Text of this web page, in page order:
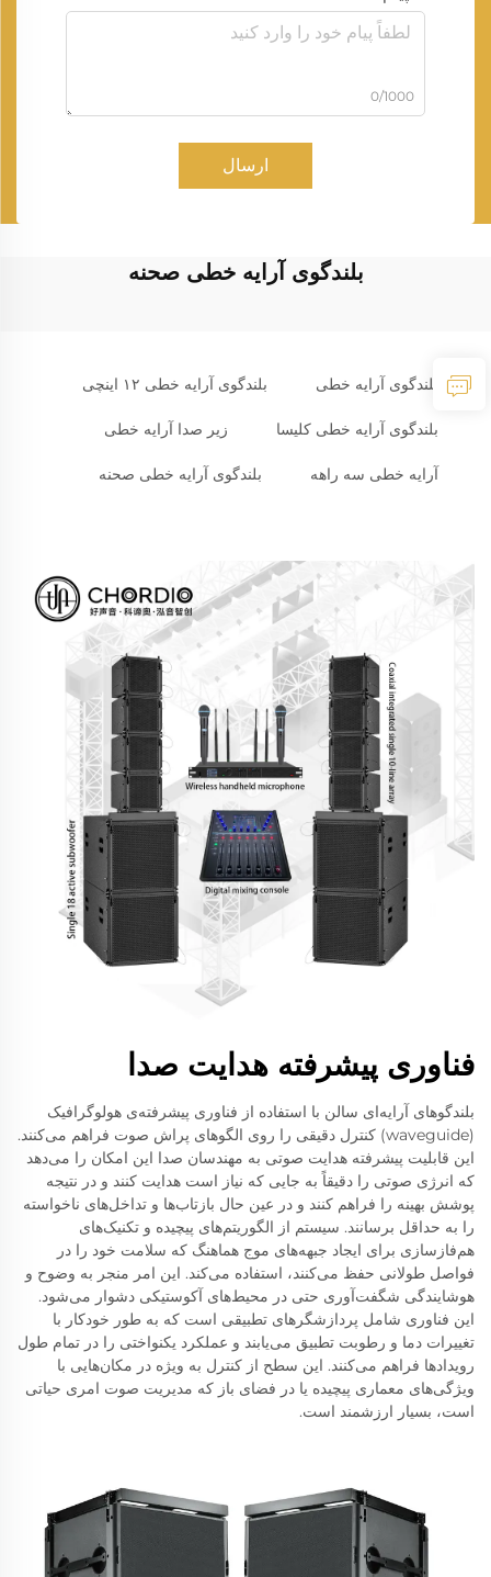
0/1000
ارسال
بلندگوی آرایه خطی صحنه
بلندگوی آرایه خطی بلندگوی آرایه خطی ۱۲ اینچی
بلندگوی آرایه خطی کلیسا زیر صدا آرایه خطی
آرایه خطی سه راهه بلندگوی آرایه خطی صحنه
فناوری پیشرفته هدایت صدا
بلندگوهای آرایه‌ای سالن با استفاده از فناوری پیشرفته‌ی هولوگرافیک
(waveguide) کنترل دقیقی را روی الگوهای پراش صوت فراهم می‌کنند.
این قابلیت پیشرفته هدایت صوتی به مهندسان صدا این امکان را می‌دهد
که انرژی صوتی را دقیقاً به جایی که نیاز است هدایت کنند و در نتیجه
پوشش بهینه را فراهم کنند و در عین حال بازتاب‌ها و تداخل‌های ناخواسته
را به حداقل برسانند. سیستم از الگوریتم‌های پیچیده و تکنیک‌های
هم‌فازسازی برای ایجاد جبهه‌های موج هماهنگ که سلامت خود را در
فواصل طولانی حفظ می‌کنند، استفاده می‌کند. این امر منجر به وضوح و
هوشایندگی شگفت‌آوری حتی در محیط‌های آکوستیکی دشوار می‌شود.
این فناوری شامل پردازشگرهای تطبیقی است که به طور خودکار با
تغییرات دما و رطوبت تطبیق می‌یابند و عملکرد یکنواختی را در تمام طول
رویدادها فراهم می‌کنند. این سطح از کنترل به ویژه در مکان‌هایی با
ویژگی‌های معماری پیچیده یا در فضای باز که مدیریت صوت امری حیاتی
است، بسیار ارزشمند است.